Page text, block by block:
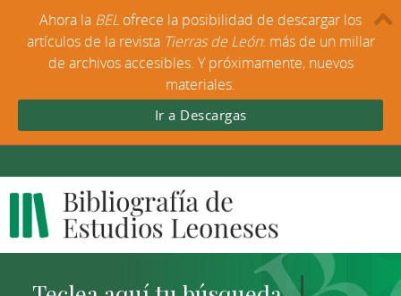
Ahora la BEL ofrece la posibilidad de descargar los
artículos de la revista Tierras de León: más de un millar
de archivos accesibles. Y próximamente, nuevos
materiales.
Ir a Descargas